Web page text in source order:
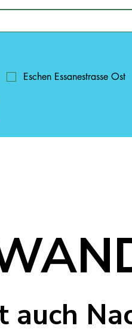
Eschen Essanestrasse Ost
auch